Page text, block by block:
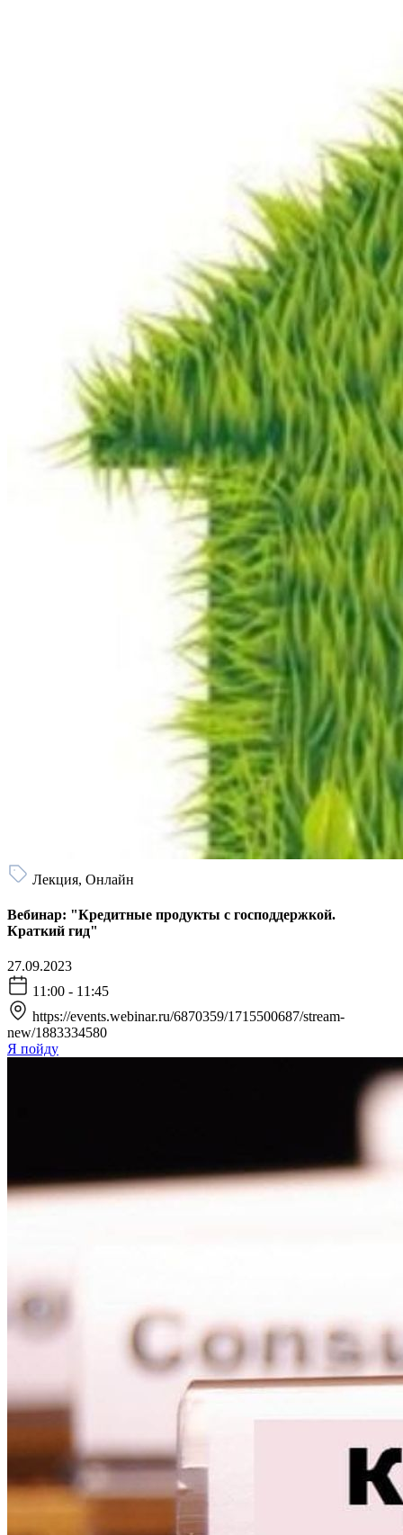
Лекция, Онлайн
Вебинар: "Кредитные продукты с господдержкой.
Краткий гид"
27.09.2023
11:00 - 11:45
https://events.webinar.ru/6870359/1715500687/stream-
new/1883334580
Я пойду